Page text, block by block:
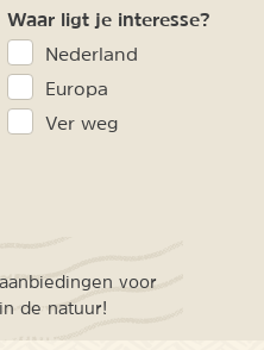
Waar ligt je interesse?
Nederland
Europa
Ver weg
voor
de natuur!